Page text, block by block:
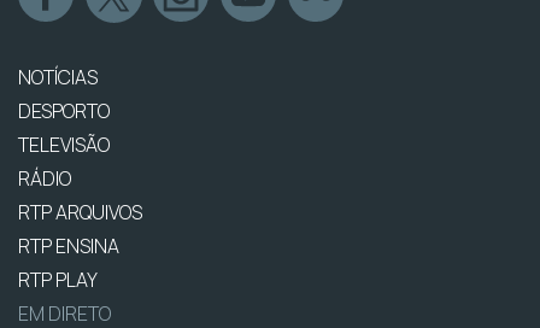
NOTÍCIAS
DESPORTO
TELEVISÃO
RÁDIO
RTP ARQUIVOS
RTP ENSINA
RTP PLAY
EM DIRETO